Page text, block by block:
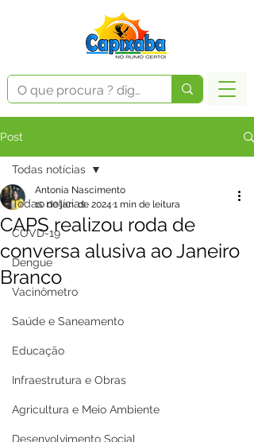
Post
Todas notícias
COVD-19
Dengue
Vacinômetro
Saúde e Saneamento
Educação
Infraestrutura e Obras
Agricultura e Meio Ambiente
Desenvolvimento Social
Todas notícias
CAPS realizou roda de
conversa alusiva ao Janeiro
Branco
Antonia Nascimento
10 de jan. de 2024 1 min de leitura